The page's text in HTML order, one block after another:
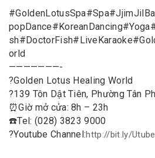
#GoldenLotusSpa#Spa#
popDance#KoreanDancing#Yoga
sh#DoctorFish#LiveKaraoke#
orld
———————-
?Golden Lotus Healing World
?139 Tôn Dật Tiên, Phường Tân
⏰Giờ mở cửa: 8h – 23h
☎️Tel: (028) 3823 9000
?Youtube Channel:http://bit.ly/